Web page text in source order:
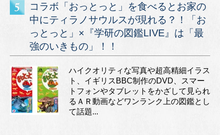
コラボ「おっとっと」を食べるとお家の
中にティラノサウルスが現れる？！「お
っとっと」×『学研の図鑑LIVE』は「最
強のいきもの」！！
ハイクオリティな写真や超高精細イラス
ト、イギリスBBC制作のDVD、スマー
トフォンやタブレットをかざして見られ
るＡＲ動画などワンランク上の図鑑とし
て話題...